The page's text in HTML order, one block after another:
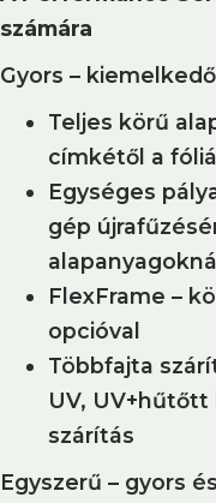
számára
Gyors –
Teljes körű
címkétől a
Egységes
gép
alapanyagoknál
FlexFrame –
opcióval
Többfajta
UV,
szárítás
Egyszerű – gyors